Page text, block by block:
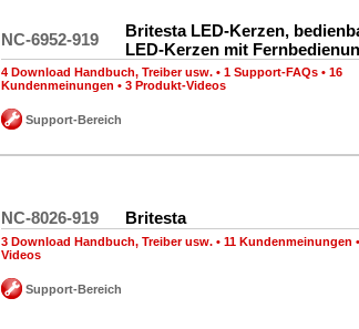
NC-6952-919
Britesta LED-Kerzen,
LED-Kerzen mit
4 Download Handbuch, Treiber usw. • 1 Support-FAQs • 16
Kundenmeinungen • 3 Produkt-Videos
Support-Bereich
NC-8026-919 Britesta
3 Download Handbuch, Treiber usw. • 11 Kundenmeinungen •
Videos
Support-Bereich